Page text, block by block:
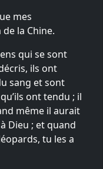
mes
la Chine.
qui se sont
ils ont
sang et sont
ont tendu ; il
même il aurait
Dieu ; et quand
tu les a